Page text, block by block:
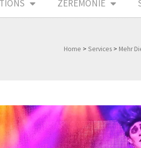
ZEREMONIE
Home > Services > Mehr